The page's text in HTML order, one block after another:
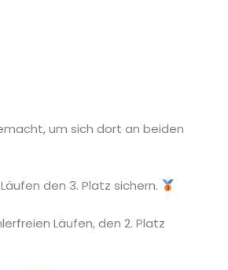
um sich dort an beiden
den 3. Platz sichern.
Läufen, den 2. Platz